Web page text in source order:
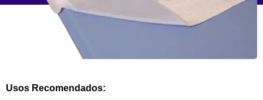
Usos Recomendados: